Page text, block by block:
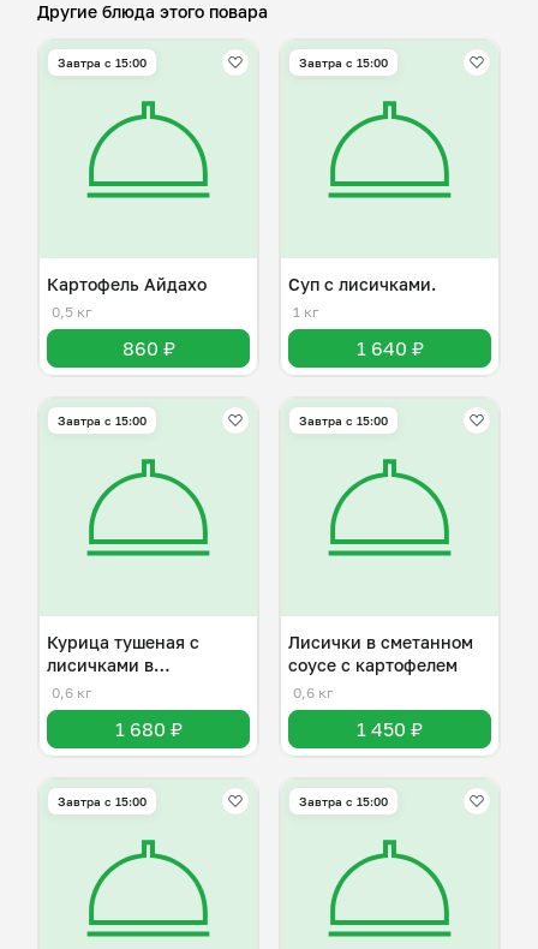
Другие блюда этого повара
Завтра c 15:00
Картофель Айдахо
0,5 кг
860 ₽
Завтра c 15:00
Суп с лисичками.
1 кг
1 640 ₽
Завтра c 15:00
Курица тушеная с
лисичками в
сметанном соусе
0,6 кг
1 680 ₽
Завтра c 15:00
Лисички в сметанном
соусе с картофелем
0,6 кг
1 450 ₽
Завтра c 15:00 Завтра c 15:00